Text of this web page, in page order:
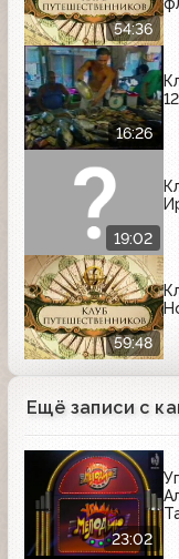
54:36
16:26
19:02
59:48
Ещё записи с
23:02